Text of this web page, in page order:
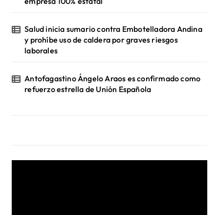
Salud inicia sumario contra Embotelladora Andina
y prohíbe uso de caldera por graves riesgos
laborales
Antofagastino Ángelo Araos es confirmado como
refuerzo estrella de Unión Española